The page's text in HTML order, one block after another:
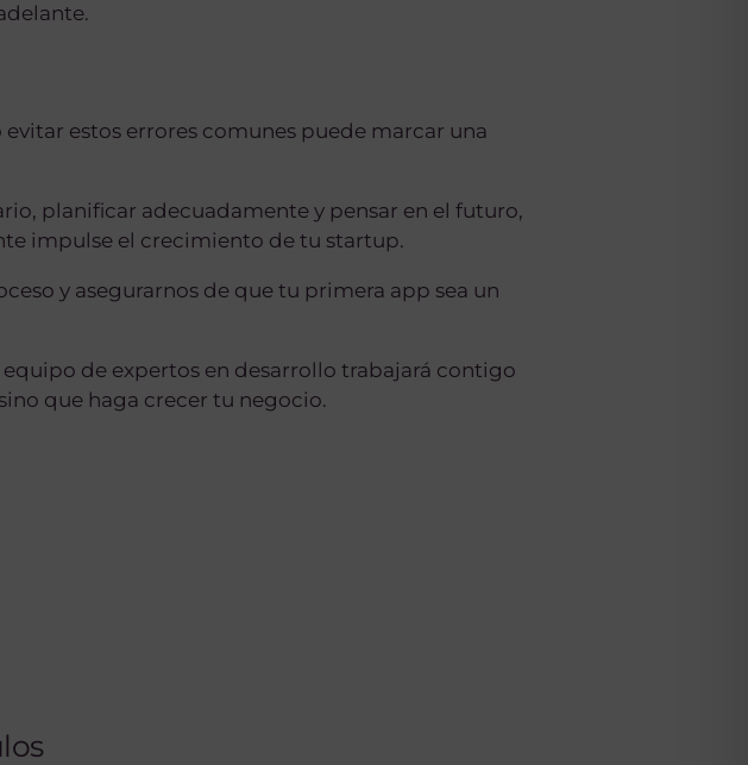
estos errores comunes puede marcar una
planificar adecuadamente y pensar en el futuro,
impulse el crecimiento de tu startup.
y asegurarnos de que tu primera app sea un
de expertos en desarrollo trabajará contigo
que haga crecer tu negocio.